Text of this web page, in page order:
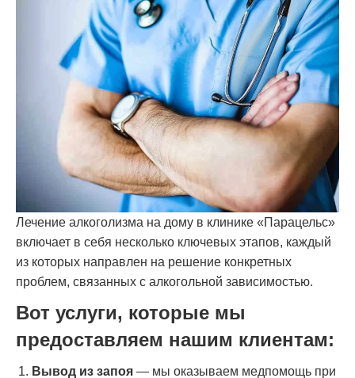
Лечение алкоголизма на дому в клинике «Парацельс»
включает в себя несколько ключевых этапов, каждый
из которых направлен на решение конкретных
проблем, связанных с алкогольной зависимостью.
Вот услуги, которые мы
предоставляем нашим клиентам:
Вывод из запоя — мы оказываем медпомощь при